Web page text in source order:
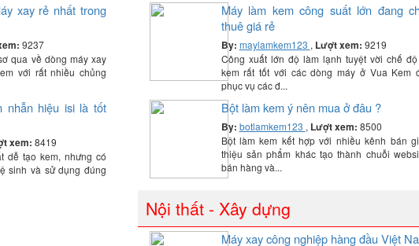
xay rẻ nhất trong
9237
qua về dòng máy xay
với rất nhiều chủng
nhẫn hiệu isi là tốt
xem: 8419
dễ tạo kem, nhưng có
sinh và sử dụng đúng
Máy làm kem công suất lớn đang
thuê giá rẻ
By: maylamkem123 , Lượt xem: 9219
Công xuất lớn độ làm lạnh tuyệt vời chế
kem rất tốt với các dòng máy ở Vua Kem
phục vụ các đ...
Bột làm kem ý nên mua ở đâu ?
By: botlamkem123 , Lượt xem: 8500
Bột làm kem kết hợp với nhiều kênh bán
thiệu sản phẩm khác tạo thành chuỗi
bán hàng và...
Nội thất - Xây dựng
Máy xay công nghiệp hàng đầu Việt